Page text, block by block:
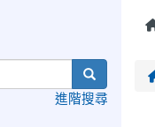
search
進階搜尋